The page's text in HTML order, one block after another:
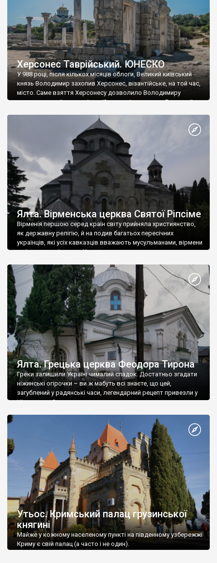
Херсонес Таврійський. ЮНЕСКО
У 988 році, після кількох місяців облоги, Великий київський
князь Володимир захопив Херсонес, візантійське, на той час,
місто. Саме взяття Херсонесу дозволило Володимиру
диктувати свої умови візантійському імператору Василю ІІ, та
Херсонесі Володимир-язичник, став Василем-християнином.
А потім було Хрещення Русі. На честь Херсонесу Таврійського
Ялта. Вірменська церква Святої Ріпсіме
Вірменія першою серед країн світу прийняла християнство,
як державну релігію, й на подив багатьох пересічних
українців, які усіх кавказців вважають мусульманами, вірмени
є відданими вірянами Христа
Ялта. Грецька церква Феодора Тирона
Греки залишили Україні чималий спадок. Достатньо згадати
ніжинські огірочки – ви ж мабуть всі знаєте, що цей,
загублений у радянські часи, легендарний рецепт привезли у
Ніжин греки?
Утьос. Кримський палац грузинської
княгині
Майже у кожному населеному пункті на південному узбережжі
Криму є свій палац (а часто і не один).